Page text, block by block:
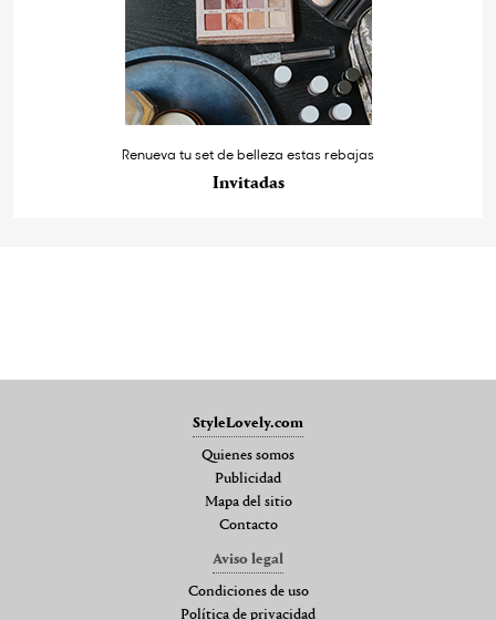
Renueva tu set de belleza estas rebajas
Invitadas
StyleLovely.com
Quienes somos
Publicidad
Mapa del sitio
Contacto
Aviso legal
Condiciones de uso
Política de privacidad